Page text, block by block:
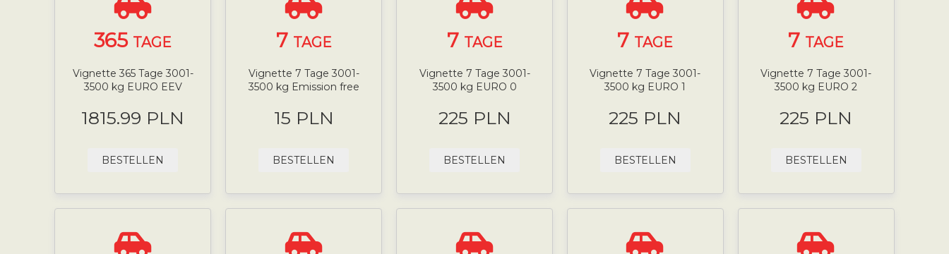
365 TAGE
Vignette 365 Tage 3001-
3500 kg EURO EEV
1815.99 PLN
BESTELLEN
7 TAGE
Vignette 7 Tage 3001-
3500 kg Emission free
15 PLN
BESTELLEN
7 TAGE
Vignette 7 Tage 3001-
3500 kg EURO 0
225 PLN
BESTELLEN
7 TAGE
Vignette 7 Tage 3001-
3500 kg EURO 1
225 PLN
BESTELLEN
7 TAGE
Vignette 7 Tage 3001-
3500 kg EURO 2
225 PLN
BESTELLEN